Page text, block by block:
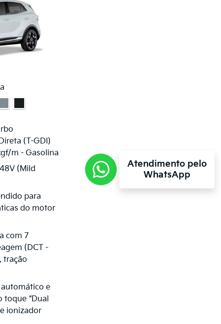
(T-GDI)
m - Gasolina
(Mild
para
do motor
com 7
(DCT -
tração
e
toque “Dual
ionizador
Atendimento pelo
WhatsApp